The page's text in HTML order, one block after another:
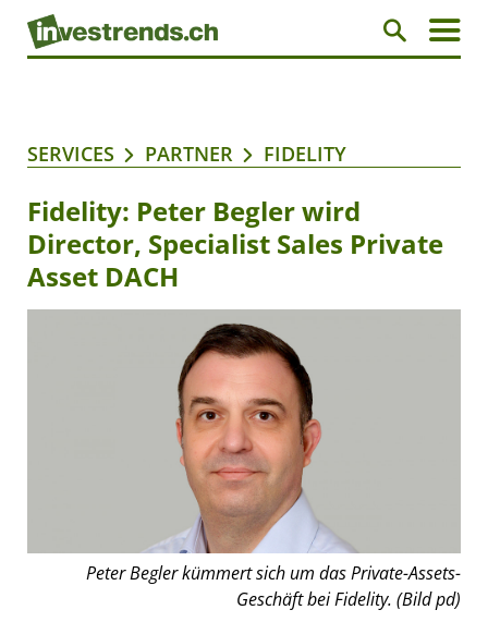
SERVICES PARTNER FIDELITY
Fidelity: Peter Begler wird
Director, Specialist Sales Private
Asset DACH
Peter Begler kümmert sich um das Private-Assets-
Geschäft bei Fidelity. (Bild pd)